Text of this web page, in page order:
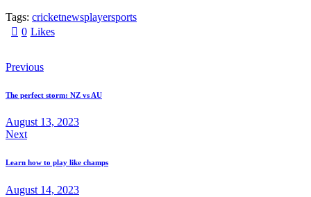
Tags: cricketnewsplayersports
0 Likes
Beitragsnavigation
Previous
The perfect storm: NZ vs AU
August 13, 2023
Next
Learn how to play like champs
August 14, 2023